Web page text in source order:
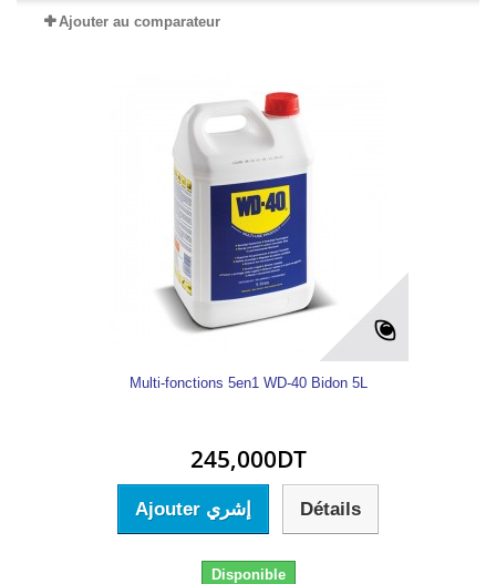
Ajouter au comparateur
Multi-fonctions 5en1 WD-40 Bidon 5L
245,000DT
Ajouter إشري Détails
Disponible